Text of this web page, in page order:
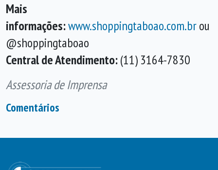
Mais
informações:www.shoppingtaboao.com.brou
@shoppingtaboao
Central de Atendimento:(11) 3164-7830
Assessoria de Imprensa
Comentários